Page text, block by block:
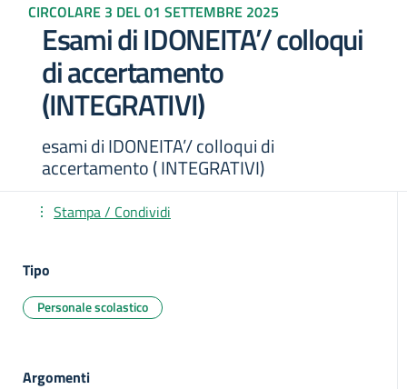
CIRCOLARE 3 DEL 01 SETTEMBRE 2025
Esami di IDONEITA’/ colloqui
di accertamento
(INTEGRATIVI)
esami di IDONEITA’/ colloqui di
accertamento ( INTEGRATIVI)
Stampa / Condividi
Tipo
Personale scolastico
Argomenti